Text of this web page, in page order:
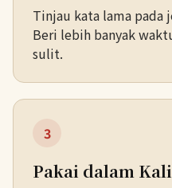
Tinjau kata lama pada
Beri lebih banyak
sulit.
3
Pakai dalam